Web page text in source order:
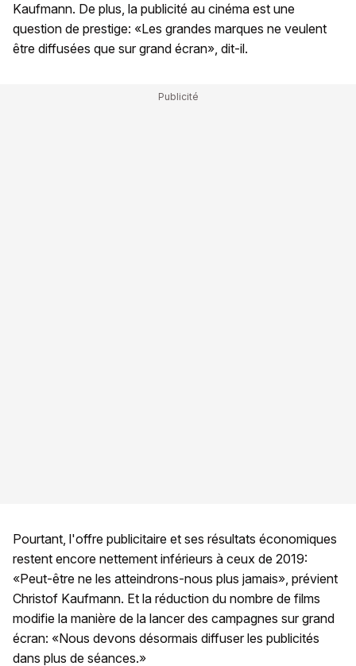
Kaufmann. De plus, la publicité au cinéma est une
question de prestige: «Les grandes marques ne veulent
être diffusées que sur grand écran», dit-il.
Pourtant, l'offre publicitaire et ses résultats économiques
restent encore nettement inférieurs à ceux de 2019:
«Peut-être ne les atteindrons-nous plus jamais», prévient
Christof Kaufmann. Et la réduction du nombre de films
modifie la manière de la lancer des campagnes sur grand
écran: «Nous devons désormais diffuser les publicités
dans plus de séances.»